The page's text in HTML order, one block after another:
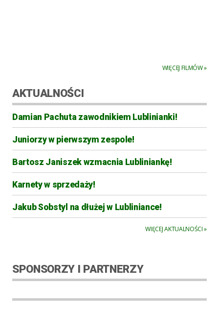
WIĘCEJ FILMÓW »
AKTUALNOŚCI
Damian Pachuta zawodnikiem Lublinianki!
Juniorzy w pierwszym zespole!
Bartosz Janiszek wzmacnia Lubliniankę!
Karnety w sprzedaży!
Jakub Sobstyl na dłużej w Lubliniance!
WIĘCEJ AKTUALNOŚCI »
SPONSORZY I PARTNERZY